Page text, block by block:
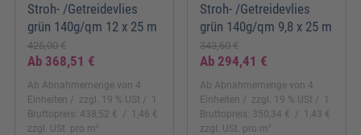
Stroh- /Getreidevlies
grün 140g/qm 12 x 25 m
425,00 €
Ab 368,51 €
Ab Abnahmemenge von 4
Einheiten
zzgl. 19 % USt
1
Bruttopreis: 438,52 €
1,46 €
zzgl. USt. pro m
Stroh- /Getreidevlies
grün 140g/qm 9,8 x 25 m
343,60 €
Ab 294,41 €
Ab Abnahmemenge von 4
Einheiten
zzgl. 19 % USt
1
Bruttopreis: 350,34 €
1,43 €
zzgl. USt. pro m